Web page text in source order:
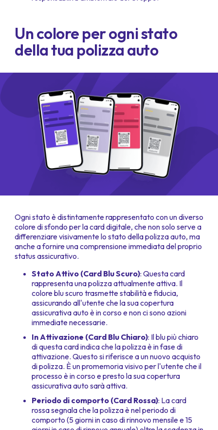
Un colore per ogni stato
della tua polizza auto
Ogni stato è distintamente rappresentato con un diverso
colore di sfondo per la card digitale, che non solo serve a
differenziare visivamente lo stato della polizza auto, ma
anche a fornire una comprensione immediata del proprio
status assicurativo.
Stato Attivo (Card Blu Scuro): Questa card
rappresenta una polizza attualmente attiva. Il
colore blu scuro trasmette stabilità e fiducia,
assicurando all'utente che la sua copertura
assicurativa auto è in corso e non ci sono azioni
immediate necessarie.
In Attivazione (Card Blu Chiaro): Il blu più chiaro
di questa card indica che la polizza è in fase di
attivazione. Questo si riferisce a un nuovo acquisto
di polizza. È un promemoria visivo per l'utente che il
processo è in corso e presto la sua copertura
assicurativa auto sarà attiva.
Periodo di comporto (Card Rossa): La card
rossa segnala che la polizza è nel periodo di
comporto (5 giorni in caso di rinnovo mensile e 15